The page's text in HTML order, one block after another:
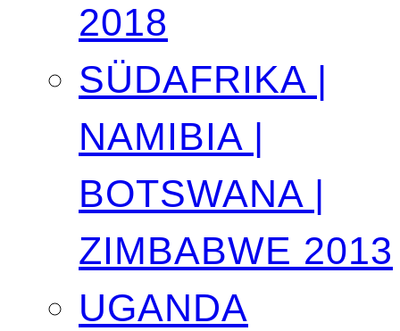
2018
SÜDAFRIKA |
NAMIBIA |
BOTSWANA |
ZIMBABWE 2013
UGANDA